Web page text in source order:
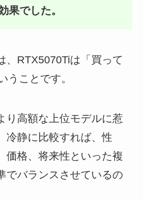
果でした。
、RTX5070Tiは「買って
うことです。
り高額な上位モデルに惹
冷静に比較すれば、性
価格、将来性といった複
でバランスさせているの